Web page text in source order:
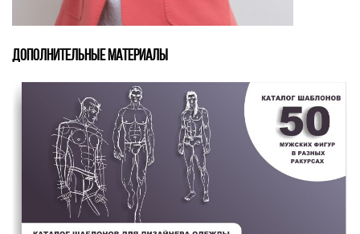
ДОПОЛНИТЕЛЬНЫЕ МАТЕРИАЛЫ